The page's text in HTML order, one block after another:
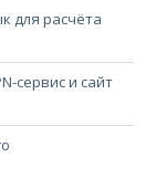
для расчёта
сервис и сайт